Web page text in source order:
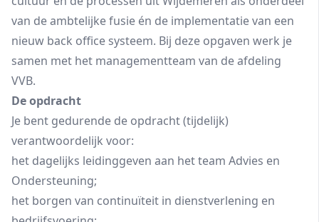
van de ambtelijke fusie én de implementatie van een
nieuw back office systeem. Bij deze opgaven werk je
samen met het managementteam van de afdeling
VVB.
De opdracht
Je bent gedurende de opdracht (tijdelijk)
verantwoordelijk voor:
het dagelijks leidinggeven aan het team Advies en
Ondersteuning;
het borgen van continuïteit in dienstverlening en